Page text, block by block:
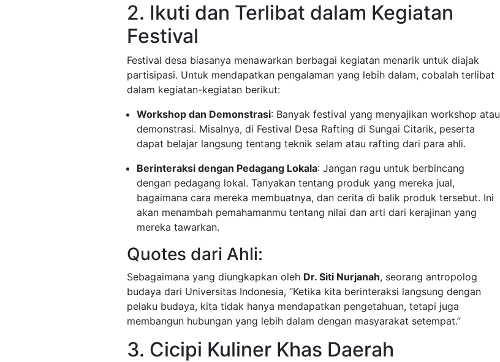
2. Ikuti dan Terlibat dalam Kegiatan
Festival
Festival desa biasanya menawarkan berbagai kegiatan menarik untuk diajak
partisipasi. Untuk mendapatkan pengalaman yang lebih dalam, cobalah terlibat
dalam kegiatan-kegiatan berikut:
Workshop dan Demonstrasi: Banyak festival yang menyajikan workshop atau
demonstrasi. Misalnya, di Festival Desa Rafting di Sungai Citarik, peserta
dapat belajar langsung tentang teknik selam atau rafting dari para ahli.
Berinteraksi dengan Pedagang Lokala: Jangan ragu untuk berbincang
dengan pedagang lokal. Tanyakan tentang produk yang mereka jual,
bagaimana cara mereka membuatnya, dan cerita di balik produk tersebut. Ini
akan menambah pemahamanmu tentang nilai dan arti dari kerajinan yang
mereka tawarkan.
Quotes dari Ahli:
Sebagaimana yang diungkapkan oleh Dr. Siti Nurjanah, seorang antropolog
budaya dari Universitas Indonesia, “Ketika kita berinteraksi langsung dengan
pelaku budaya, kita tidak hanya mendapatkan pengetahuan, tetapi juga
membangun hubungan yang lebih dalam dengan masyarakat setempat.”
3. Cicipi Kuliner Khas Daerah